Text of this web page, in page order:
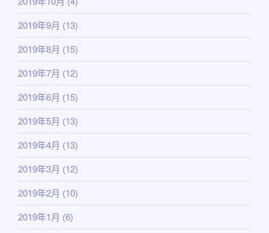
2019年9月 (13)
2019年8月 (15)
2019年7月 (12)
2019年6月 (15)
2019年5月 (13)
2019年4月 (13)
2019年3月 (12)
2019年2月 (10)
2019年1月 (6)